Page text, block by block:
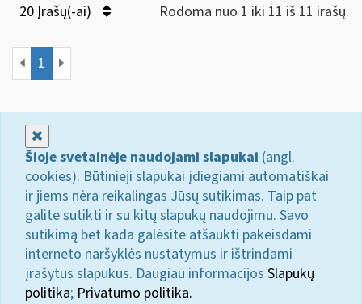
20 Įrašų(-ai) Rodoma nuo 1 iki 11 iš 11 irašų.
1
Šioje svetainėje naudojami slapukai (angl.
cookies). Būtinieji slapukai įdiegiami automatiškai
ir jiems nėra reikalingas Jūsų sutikimas. Taip pat
galite sutikti ir su kitų slapukų naudojimu. Savo
sutikimą bet kada galėsite atšaukti pakeisdami
interneto naršyklės nustatymus ir ištrindami
įrašytus slapukus. Daugiau informacijos Slapukų
politika; Privatumo politika.